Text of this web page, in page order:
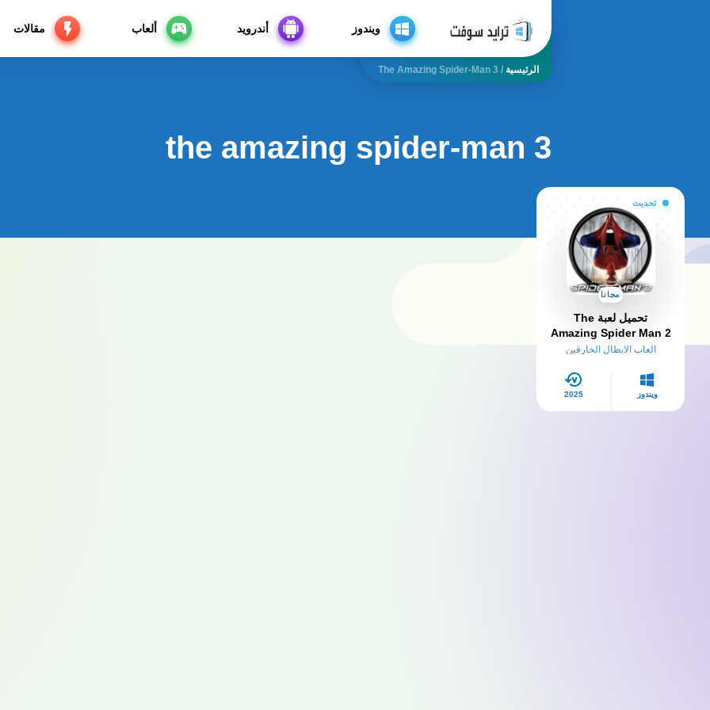
ويندوز أندرويد ألعاب مقالات
الرئيسية /
The Amazing Spider-Man 3
the amazing spider-man 3
تحديث
مجانا
تحميل لعبة The
Amazing Spider Man 2
من ميديا فاير
العاب الابطال الخارقين
ويندوز 2025